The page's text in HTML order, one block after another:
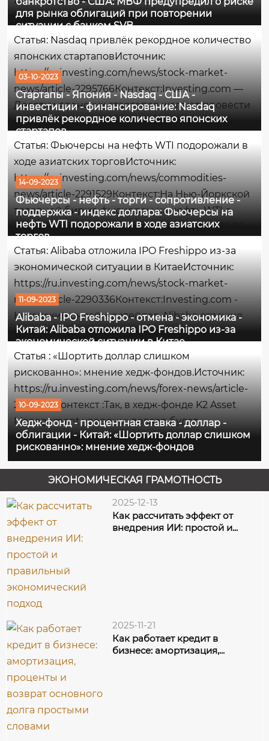
облигаций достигла максимума, не
одной из самых экстремальных распродаж
облигаций США в истории. По традиции,
когда...
для рынка облигаций при повторении
ситуации с банком SVB
Статья: Nasdaq привлёк рекордное количество
японских стартаповИсточник:
https://ru.investing.com/news/stock-market-
news/article-2295766Контекст:Investing.com —
Десятки японских стартапов желают провести
листинг на бирже Nasdaq в ближайшие
предпринимателей больше не
заинтересовано в...
03-10-2023
Стартапы - Япония - Nasdaq - США -
инвестиции - финансирование: Nasdaq
привлёк рекордное количество японских
стартапов
Статья: Фьючерсы на нефть WTI подорожали в
ходе азиатских торговИсточник:
https://ru.investing.com/news/commodities-
news/article-2291529Контекст:На Нью-Йоркской
товарной бирже фьючерсы на нефть WTI с
поставкой в октябре торгуются по цене 88,86
данного комментария поднявшись на
0,38%.Максимумом сессии...
14-09-2023
Фьючерсы - нефть - торги - сопротивление -
поддержка - индекс доллара: Фьючерсы на
нефть WTI подорожали в ходе азиатских
торгов
Статья: Alibaba отложила IPO Freshippo из-за
экономической ситуации в КитаеИсточник:
https://ru.investing.com/news/stock-market-
news/article-2290336Контекст:Investing.com -
Китайский онлайн-ретейлер Alibaba отложил
первичное размещение акций своей
слабого интереса к акциям потребительского
сектора,...
11-09-2023
Alibaba - IPO Freshippo - отмена - экономика -
Китай: Alibaba отложила IPO Freshippo из-за
экономической ситуации в Китае
Статья : «Шортить доллар слишком
рискованно»: мнение хедж-фондов.Источник:
https://ru.investing.com/news/forex-news/article-
2290295Контекст :Так, в хедж-фонде K2 Asset
Management уверены: доллар будет
продолжать расти, поскольку процентная
ставка в США пока повышенная, а фонд AVM
Capital ожидает, что рост доходности
казначейских...
10-09-2023
Хедж-фонд - процентная ставка - доллар -
облигации - Китай: «Шортить доллар слишком
рискованно»: мнение хедж-фондов
ЭКОНОМИЧЕСКАЯ ГРАМОТНОСТЬ
2025-12-13
Как рассчитать эффект от
внедрения ИИ: простой и...
2025-11-21
Как работает кредит в
бизнесе: амортизация,...